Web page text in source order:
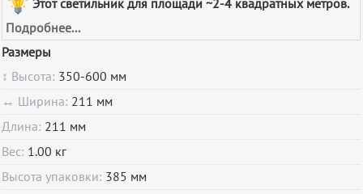
Этот светильник для площади ~2-4 квадратных метров.
Подробнее...
Размеры
↕ Высота: 350-600 мм
↔ Ширина: 211 мм
Длина: 211 мм
Вес: 1.00 кг
Высота упаковки: 385 мм